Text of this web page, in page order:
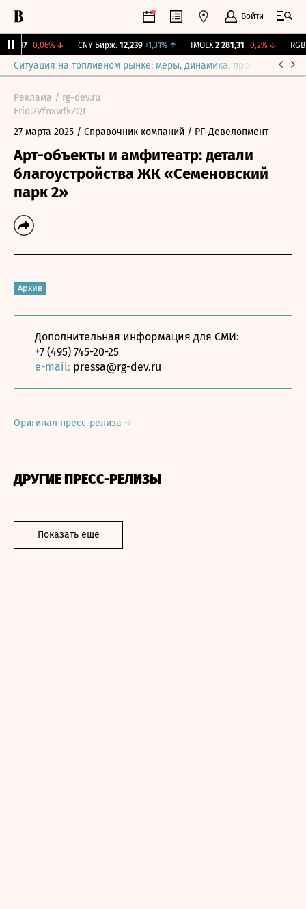
Войти
-0,06%↓ CNY Бирж. 12,239 +1,31% ↑ IMOEX 2 281,31 -0,2%↓
Ситуация на топливном рынке: меры, динамика, прогнозы
Реклама / rg-dev.ru
Erid:2VfnxwfkZQt
27 марта 2025 / Справочник компаний / РГ-Девелопмент
Арт-объекты и амфитеатр: детали
благоустройства ЖК «Семеновский
парк 2»
Архив
Дополнительная информация для СМИ:
+7 (495) 745-20-25
e-mail: pressa@rg-dev.ru
Оригинал пресс-релиза
ДРУГИЕ ПРЕСС-РЕЛИЗЫ
Показать еще